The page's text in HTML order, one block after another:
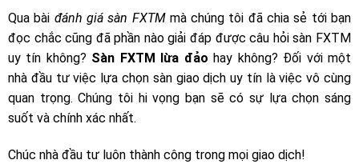
Qua bài đánh giá sàn FXTMmà chúng tôi đã chia sẻ tới bạn
đọc chắc cũng đã phần nào giải đáp được câu hỏi sàn FXTM
uy tín không? Sàn FXTM lừa đảo hay không? Đối với một
nhà đầu tư việc lựa chọn sàn giao dịch uy tín là việc vô cùng
quan trọng. Chúng tôi hi vọng bạn sẽ có sự lựa chọn sáng
suốt và chính xác nhất.
Chúc nhà đầu tư luôn thành công trong mọi giao dịch!